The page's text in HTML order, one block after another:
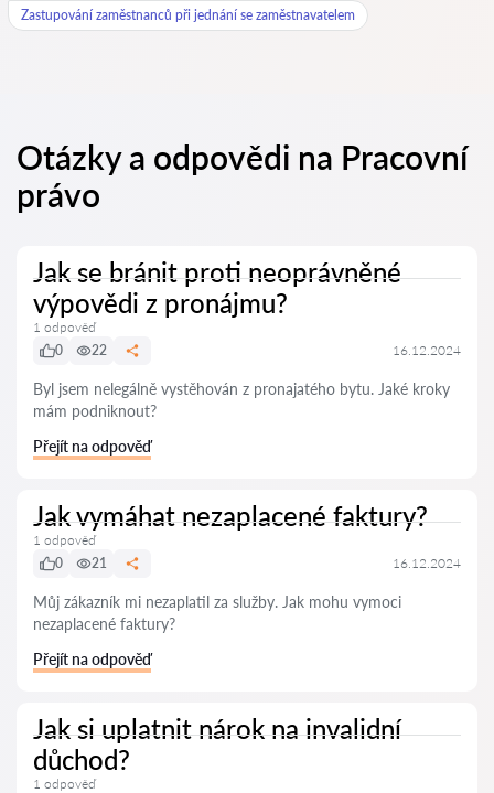
Zastupování zaměstnanců při jednání se zaměstnavatelem
Otázky a odpovědi na Pracovní
právo
Jak se bránit proti neoprávněné
výpovědi z pronájmu?
1 odpověď
0
22 16.12.2024
Byl jsem nelegálně vystěhován z pronajatého bytu. Jaké kroky
mám podniknout?
Přejít na odpověď
Jak vymáhat nezaplacené faktury?
1 odpověď
0
21 16.12.2024
Můj zákazník mi nezaplatil za služby. Jak mohu vymoci
nezaplacené faktury?
Přejít na odpověď
Jak si uplatnit nárok na invalidní
důchod?
1 odpověď